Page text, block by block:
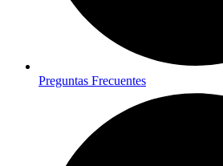
Preguntas Frecuentes